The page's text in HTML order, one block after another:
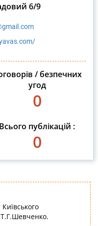
6/9
/ безпечних
угод
0
Всього публікацій :
0
Т.Г.Шевченко.